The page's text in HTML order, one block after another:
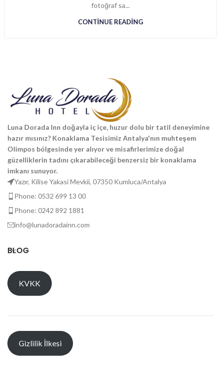
fotoğraf sa...
CONTINUE READING
Luna Dorada Inn doğayla iç içe, huzur dolu bir tatil deneyimine
hazır mısınız? Konaklama Tesisimiz Antalya'nın muhteşem
Olimpos bölgesinde yer alıyor ve misafirlerimize doğal
güzelliklerin tadını çıkarabileceği benzersiz bir konaklama
imkanı sunuyor.
Yazır, Kilise Yakasi Mevkii, 07350 Kumluca/Antalya
Phone: 0532 699 13 00
Phone: 0242 892 1881
info@lunadoradainn.com
BLOG
KVKK
Gizlilik İlkesi